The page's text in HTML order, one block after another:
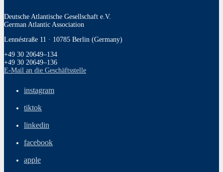
Deutsche Atlantische Gesellschaft e.V.
German Atlantic Association
Lennéstraße 11 · 10785 Berlin (Germany)
+49 30 20649–134
+49 30 20649–136
E‑Mail an die Geschäftsstelle
instagram
tiktok
linkedin
facebook
apple